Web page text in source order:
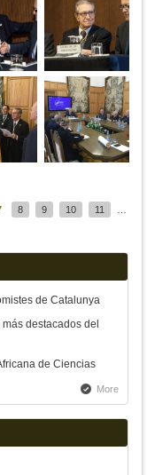
8 9 10 11
de Catalunya
destacados del
de Ciencias
More